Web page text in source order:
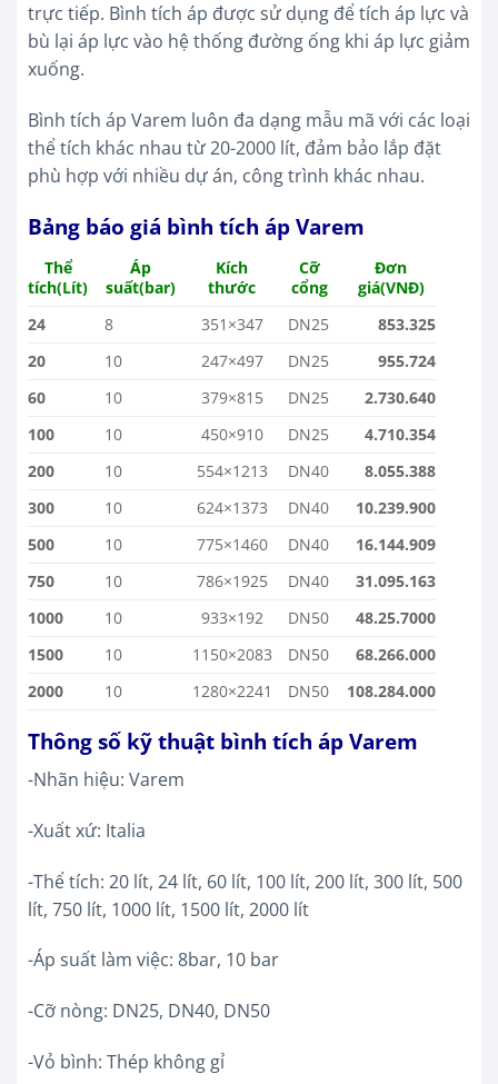
trực tiếp. Bình tích áp được sử dụng để tích áp lực và
bù lại áp lực vào hệ thống đường ống khi áp lực giảm
xuống.
Bình tích áp Varem luôn đa dạng mẫu mã với các loại
thể tích khác nhau từ 20-2000 lít, đảm bảo lắp đặt
phù hợp với nhiều dự án, công trình khác nhau.
Bảng báo giá bình tích áp Varem
Thể
tích(Lít)
Áp
suất(bar)
Kích
thước
Cỡ
cổng
Đơn
giá(VNĐ)
24
8 351×347 DN25
853.325
20
10 247×497 DN25
955.724
60
10 379×815 DN25
2.730.640
100
10 450×910 DN25
4.710.354
200
10 554×1213 DN40
8.055.388
300
10 624×1373 DN40
10.239.900
500
10 775×1460 DN40
16.144.909
750
10 786×1925 DN40
31.095.163
1000
10 933×192 DN50
48.25.7000
1500
10 1150×2083 DN50
68.266.000
2000
10 1280×2241 DN50 108.284.000
Thông số kỹ thuật bình tích áp Varem
-Nhãn hiệu: Varem
-Xuất xứ: Italia
-Thể tích: 20 lít, 24 lít, 60 lít, 100 lít, 200 lít, 300 lít, 500
lít, 750 lít, 1000 lít, 1500 lít, 2000 lít
-Áp suất làm việc: 8bar, 10 bar
-Cỡ nòng: DN25, DN40, DN50
-Vỏ bình: Thép không gỉ